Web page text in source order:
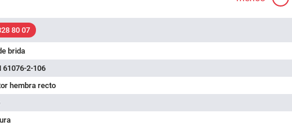
80 07
brida
61076-2-106
hembra recto